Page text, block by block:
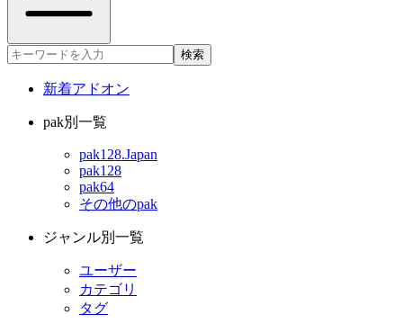
検索
新着アドオン
pak別一覧
pak128.Japan
pak128
pak64
その他のpak
ジャンル別一覧
ユーザー
カテゴリ
タグ